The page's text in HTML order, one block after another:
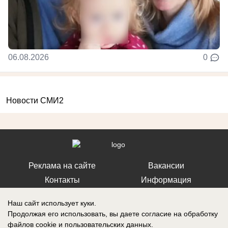
06.08.2026 0
Новости СМИ2
Реклама на сайте
Контакты
Вакансии
Информация
Наш сайт использует куки.
Продолжая его использовать, вы даете согласие на обработку
файлов cookie и пользовательских данных.